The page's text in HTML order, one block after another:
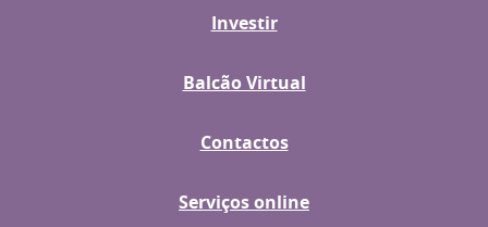
Investir
Balcão Virtual
Contactos
Serviços online